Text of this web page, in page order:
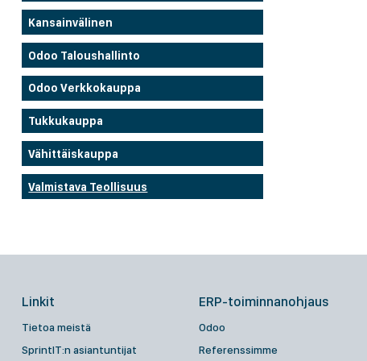
Kansainvälinen
Odoo Taloushallinto
Odoo Verkkokauppa
Tukkukauppa
Vähittäiskauppa
Valmistava Teollisuus
Linkit
Tietoa meistä
SprintIT:n asiantuntijat
ERP-toiminnanohjaus
Odoo
Referenssimme